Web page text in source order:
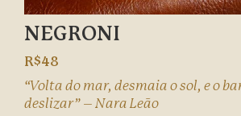
NEGRONI
R$48
“Volta do mar, desmaia o sol, e o
deslizar” – Nara Leão